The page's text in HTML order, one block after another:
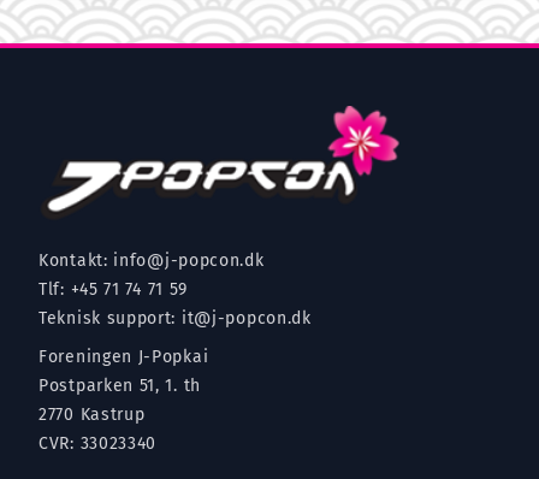
Kontakt: info@j-popcon.dk
Tlf: +45 71 74 71 59
Teknisk support: it@j-popcon.dk
Foreningen J-Popkai
Postparken 51, 1. th
2770 Kastrup
CVR: 33023340